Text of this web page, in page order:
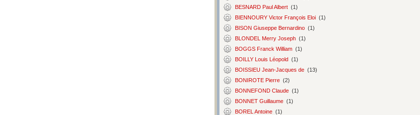
BESNARD Paul Albert (1)
BIENNOURY Victor François Eloi (1)
BISON Giuseppe Bernardino (1)
BLONDEL Merry Joseph (1)
BOGGS Franck William (1)
BOILLY Louis Léopold (1)
BOISSIEU Jean-Jacques de (13)
BONIROTE Pierre (2)
BONNEFOND Claude (1)
BONNET Guillaume (1)
BOREL Antoine (1)